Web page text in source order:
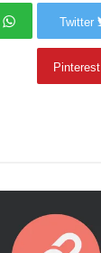
Twitter
Pinterest